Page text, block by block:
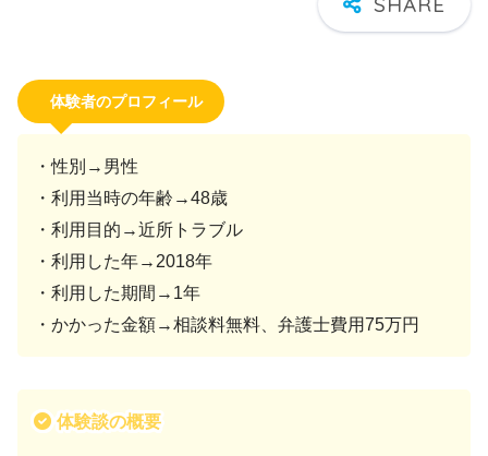
体験者のプロフィール
・性別→男性
・利用当時の年齢→48歳
・利用目的→近所トラブル
・利用した年→2018年
・利用した期間→1年
・かかった金額→相談料無料、弁護士費用75万円
体験談の概要